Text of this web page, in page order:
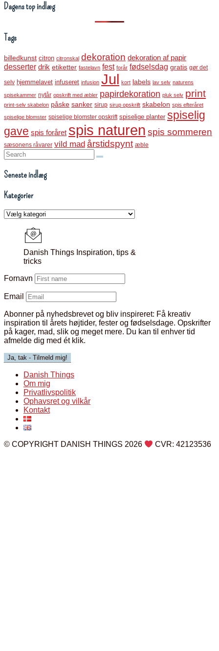
Dagens top indlæg
Tags
billedkunst citron citronskal dekoration dekoration af papir
desserter drik etiketter fastelavn fest forår fødselsdag gratis gør det
selv hjemmelavet infuseret infusion Jul kort labels lav selv naturens
spisekammer nytår opskrift med æbler papirdekoration pluk selv print
print-selv skabelon påske sanker sirup sirup opskrift skabelon spis efteråret
spiselige blomster spiselige blomster opskrift spiselige planter spiselig
gave spis foråret spis naturen spis sommeren
sæsonens råvarer vild mad årstidspynt æble
Search:
Seneste indlæg
Kategorier
Kategorier
Danish Things Inspiration, tips &
tricks
Fornavn
Email
Abonner på nyhedsbrevet og bliv inspireret: Få kreativ
inspiration til årets højtider, fester og fødselsdage. Opskrifter
på kager, mad, slik og meget mere. Du kan til enhver tid
afmelde dig med ét klik.
Danish Things
Om mig
Privatlivspolitik
Ophavsret og vilkår
Kontakt
© COPYRIGHT DANISH THINGS 2026 CVR: 42123536